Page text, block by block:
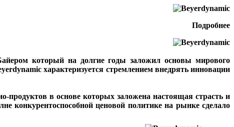
Подробнее
который на долгие годы заложил основы мирового
характеризуется стремлением внедрять инновации
в основе которых заложена настоящая страсть и
конкурентоспособной ценовой политике на рынке сделало